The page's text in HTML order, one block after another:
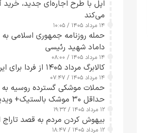
اپل با طرح اجاره‌ای جدید، خرید
می‌کند
۱۴ مرداد ۱۴۰۵ / ۱۰:۰۵
حمله روزنامه جمهوری اسلامی به
داماد شهید رئیسی
۱۴ مرداد ۱۴۰۵ / ۰۸:۰۰
کالابرگ مرداد ۱۴۰۵ از فردا برای این کدهای ملی شارژ می‌شود
۱۴ مرداد ۱۴۰۵ / ۰۷:۴۷
حملات موشکی گسترده روسیه
حداقل ۳۰ موشک بالستیک+ ویدیو
۱۲ مرداد ۱۴۰۵ / ۱۹:۳۲
بیهوش کردن مردم به قصد تاراج
۱۲ مرداد ۱۴۰۵ / ۱۸:۴۷